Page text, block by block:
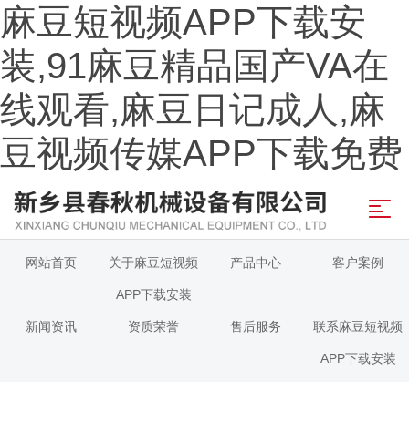
麻豆短视频APP下载安
装,91麻豆精品国产VA在
线观看,麻豆日记成人,麻
豆视频传媒APP下载免费
网站首页 关于麻豆短视频
APP下载安装
产品中心 客户案例
新闻资讯 资质荣誉 售后服务 联系麻豆短视频
APP下载安装